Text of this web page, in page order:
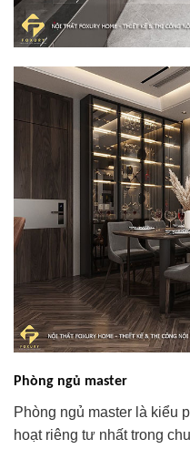
Phòng ngủ master
Phòng ngủ master là kiểu
hoạt riêng tư nhất trong